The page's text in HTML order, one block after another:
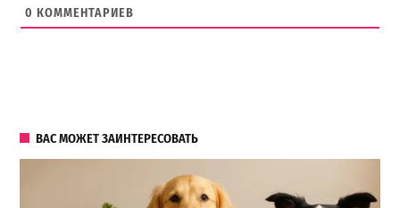
0 КОММЕНТАРИЕВ
ВАС МОЖЕТ ЗАИНТЕРЕСОВАТЬ